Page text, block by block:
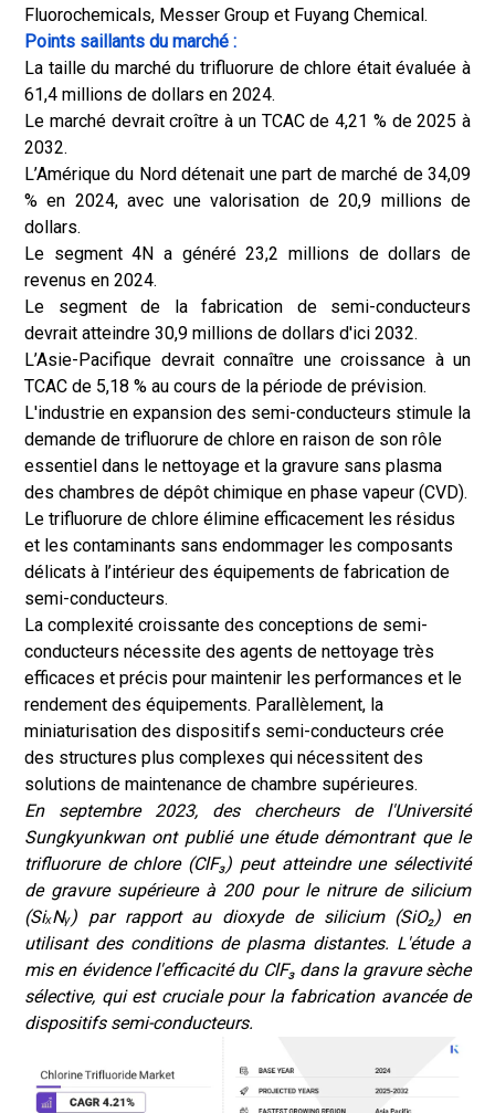
Fluorochemicals, Messer Group et Fuyang Chemical.
Points saillants du marché :
La taille du marché du trifluorure de chlore était évaluée à
61,4 millions de dollars en 2024.
Le marché devrait croître à un TCAC de 4,21 % de 2025 à
2032.
L’Amérique du Nord détenait une part de marché de 34,09
% en 2024, avec une valorisation de 20,9 millions de
dollars.
Le segment 4N a généré 23,2 millions de dollars de
revenus en 2024.
Le segment de la fabrication de semi-conducteurs
devrait atteindre 30,9 millions de dollars d'ici 2032.
L’Asie-Pacifique devrait connaître une croissance à un
TCAC de 5,18 % au cours de la période de prévision.
L'industrie en expansion des semi-conducteurs stimule la
demande de trifluorure de chlore en raison de son rôle
essentiel dans le nettoyage et la gravure sans plasma
des chambres de dépôt chimique en phase vapeur (CVD).
Le trifluorure de chlore élimine efficacement les résidus
et les contaminants sans endommager les composants
délicats à l’intérieur des équipements de fabrication de
semi-conducteurs.
La complexité croissante des conceptions de semi-
conducteurs nécessite des agents de nettoyage très
efficaces et précis pour maintenir les performances et le
rendement des équipements. Parallèlement, la
miniaturisation des dispositifs semi-conducteurs crée
des structures plus complexes qui nécessitent des
solutions de maintenance de chambre supérieures.
En septembre 2023, des chercheurs de l'Université
Sungkyunkwan ont publié une étude démontrant que le
trifluorure de chlore (ClF₃) peut atteindre une sélectivité
de gravure supérieure à 200 pour le nitrure de silicium
(SiₓNᵧ) par rapport au dioxyde de silicium (SiO₂) en
utilisant des conditions de plasma distantes. L'étude a
mis en évidence l'efficacité du ClF₃ dans la gravure sèche
sélective, qui est cruciale pour la fabrication avancée de
dispositifs semi-conducteurs.